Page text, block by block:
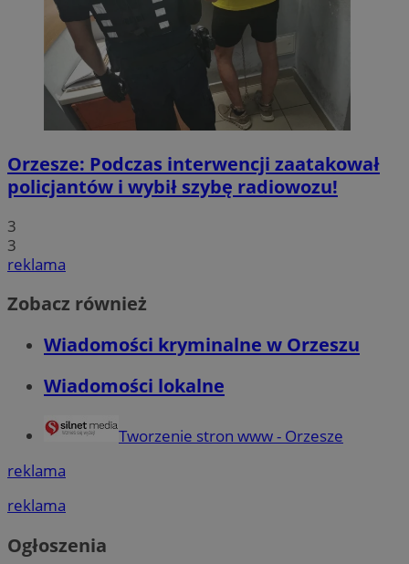
Orzesze: Podczas interwencji zaatakował
policjantów i wybił szybę radiowozu!
3
3
reklama
Zobacz również
Wiadomości kryminalne w Orzeszu
Wiadomości lokalne
Tworzenie stron www - Orzesze
reklama
reklama
Ogłoszenia